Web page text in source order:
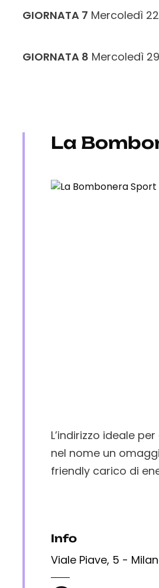
GIORNATA 7 Mercoledì
GIORNATA 8 Mercoledì
La
L’indirizzo ideale
nel nome un
friendly carico di
Info
Viale Piave, 5 -